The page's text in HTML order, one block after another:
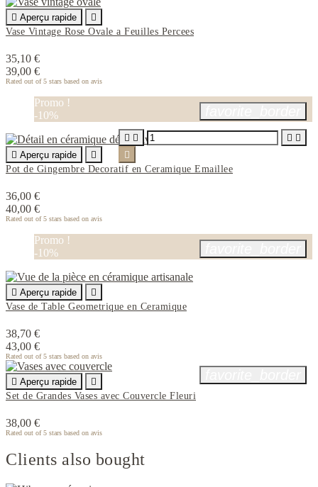
 Aperçu rapide

Vase Vintage Rose Ovale a Feuilles Percees
35,10 €
39,00 €
Rated out of 5 stars based on avis
Promo !
-10%
 Aperçu rapide

Pot de Gingembre Decoratif en Ceramique Emaillee
36,00 €
40,00 €
Rated out of 5 stars based on avis
   

Promo !
-10%
 Aperçu rapide

Vase de Table Geometrique en Ceramique
38,70 €
43,00 €
Rated out of 5 stars based on avis
 Aperçu rapide

Set de Grandes Vases avec Couvercle Fleuri
38,00 €
Rated out of 5 stars based on avis
Clients also bought